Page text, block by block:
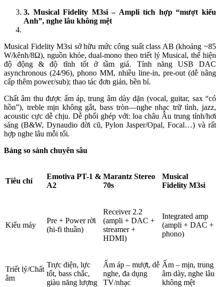
3. Musical Fidelity M3si – Ampli tích hợp “mượt kiểu
Anh”, nghe lâu không mệt
Musical Fidelity M3si sở hữu mức công suất class AB (khoảng ~85
W/kênh/8Ω), nguồn khỏe, dual-mono theo triết lý Musical, thể hiện
độ động & độ tĩnh tốt ở tầm giá. Tính năng USB DAC
asynchronous (24/96), phono MM, nhiều line-in, pre-out (dễ nâng
cấp thêm power/sub); thao tác đơn giản, bền bỉ.
Chất âm thu được ấm áp, trung âm dày dặn (vocal, guitar, sax “có
hồn”), treble mịn không gắt, bass tròn—nghe nhạc trữ tình, jazz,
acoustic cực dễ chịu. Dễ phối ghép với: loa châu Âu trung tính/hơi
sáng (B&W, Dynaudio đời cũ, Pylon Jasper/Opal, Focal…) và rất
hợp nghe lâu mỗi tối.
Bảng so sánh chuyên sâu
Tiêu chí
Emotiva PT-1 &
A2
Marantz Stereo
70s
Musical
Fidelity M3si
Kiểu máy
Pre + Power rời
(hi-fi thuần)
Receiver 2.2
(ampli + DAC +
streamer +
HDMI)
Integrated amp
(ampli + DAC +
phono)
Triết lý/Chất
âm
Trực diện, lực
tốt, bass chắc,
giàu năng lượng
Ấm áp – mượt, dễ
nghe, đa dụng
TV/nhạc
Ấm – mịn, trung
âm dày, nghe lâu
không mệt